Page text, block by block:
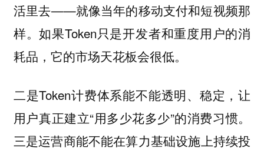
活里去——就像当年的移动支付和短视频那
样。如果Token只是开发者和重度用户的消
耗品，它的市场天花板会很低。
二是Token计费体系能不能透明、稳定，让
用户真正建立“用多少花多少”的消费习惯。
三是运营商能不能在算力基础设施上持续投